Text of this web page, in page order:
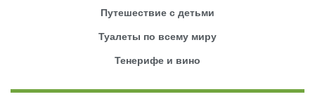
Путешествие с детьми
Туалеты по всему миру
Тенерифе и вино